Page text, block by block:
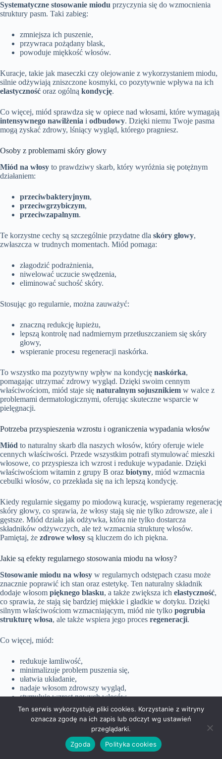
Systematyczne stosowanie miodu przyczynia się do wzmocnienia
struktury pasm. Taki zabieg:
zmniejsza ich puszenie,
przywraca pożądany blask,
powoduje miękkość włosów.
Kuracje, takie jak maseczki czy olejowanie z wykorzystaniem miodu,
silnie odżywiają zniszczone kosmyki, co pozytywnie wpływa na ich
elastyczność oraz ogólną kondycję.
Co więcej, miód sprawdza się w opiece nad włosami, które wymagają
intensywnego nawilżenia i odbudowy. Dzięki niemu Twoje pasma
mogą zyskać zdrowy, lśniący wygląd, którego pragniesz.
Osoby z problemami skóry głowy
Miód na włosy to prawdziwy skarb, który wyróżnia się potężnym
działaniem:
przeciwbakteryjnym,
przeciwgrzybiczym,
przeciwzapalnym.
Te korzystne cechy są szczególnie przydatne dla skóry głowy,
zwłaszcza w trudnych momentach. Miód pomaga:
złagodzić podrażnienia,
niwelować uczucie swędzenia,
eliminować suchość skóry.
Stosując go regularnie, można zauważyć:
znaczną redukcję łupieżu,
lepszą kontrolę nad nadmiernym przetłuszczaniem się skóry
głowy,
wspieranie procesu regeneracji naskórka.
To wszystko ma pozytywny wpływ na kondycję naskórka,
pomagając utrzymać zdrowy wygląd. Dzięki swoim cennym
właściwościom, miód staje się naturalnym sojusznikiem w walce z
problemami dermatologicznymi, oferując skuteczne wsparcie w
pielęgnacji.
Potrzeba przyspieszenia wzrostu i ograniczenia wypadania włosów
Miód to naturalny skarb dla naszych włosów, który oferuje wiele
cennych właściwości. Przede wszystkim potrafi stymulować mieszki
włosowe, co przyspiesza ich wzrost i redukuje wypadanie. Dzięki
właściwościom witamin z grupy B oraz biotyny, miód wzmacnia
cebulki włosów, co przekłada się na ich lepszą kondycję.
Kiedy regularnie sięgamy po miodową kurację, wspieramy regenerację
skóry głowy, co sprawia, że włosy stają się nie tylko zdrowsze, ale i
gęstsze. Miód działa jak odżywka, która nie tylko dostarcza
składników odżywczych, ale też wzmacnia strukturę włosów.
Pamiętaj, że zdrowe włosy są kluczem do ich piękna.
Jakie są efekty regularnego stosowania miodu na włosy?
Stosowanie miodu na włosy w regularnych odstępach czasu może
znacznie poprawić ich stan oraz estetykę. Ten naturalny składnik
dodaje włosom pięknego blasku, a także zwiększa ich elastyczność,
co sprawia, że stają się bardziej miękkie i gładkie w dotyku. Dzięki
silnym właściwościom wzmacniającym, miód nie tylko pogrubia
strukturę włosa, ale także wspiera jego proces regeneracji.
Co więcej, miód:
redukuje łamliwość,
minimalizuje problem puszenia się,
ułatwia układanie,
nadaje włosom zdrowszy wygląd,
stymuluje wzrost nowych włosów.
Regularne stosowanie miodowych kuracji przyczynia się do
zmniejszenia wypadania włosów.Już po kilku tygodniach
systematycznego używania miodu można zauważyć pozytywne
Ten serwis wykorzystuje pliki cookies. Korzystanie z witryny
oznacza zgodę na ich zapis lub odczyt wg ustawień
przeglądarki.
Zgoda
Polityka cookies